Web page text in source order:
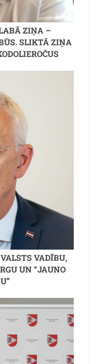
ZIŅA –
SLIKTĀ ZIŅA
VADĪBU,
UN “JAUNO